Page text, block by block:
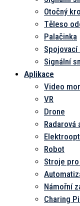
Otočný
Těleso
Palačinka
Signální
Aplikace
Video
VR
Drone
Radarová
Robot
Stroje
Námořní
Charing